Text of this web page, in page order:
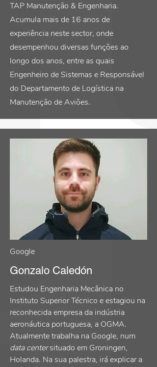
TAP Manutenção & Engenharia.
Acumula mais de 16 anos de
experiência neste sector, onde
desempenhou diversas funções ao
longo dos anos, entre as quais
Engenheiro de Sistemas e Responsável
do Departamento de Logística na
Manutenção de Aviões.
Google
Gonzalo Caledón
Estudou Engenharia Mecânica no
Instituto Superior Técnico e estagiou na
reconhecida empresa da indústria
aeronáutica portuguesa, a OGMA.
Atualmente trabalha na Google, num
data centersituado em Groningen,
Holanda. Na sua palestra, irá explicar a